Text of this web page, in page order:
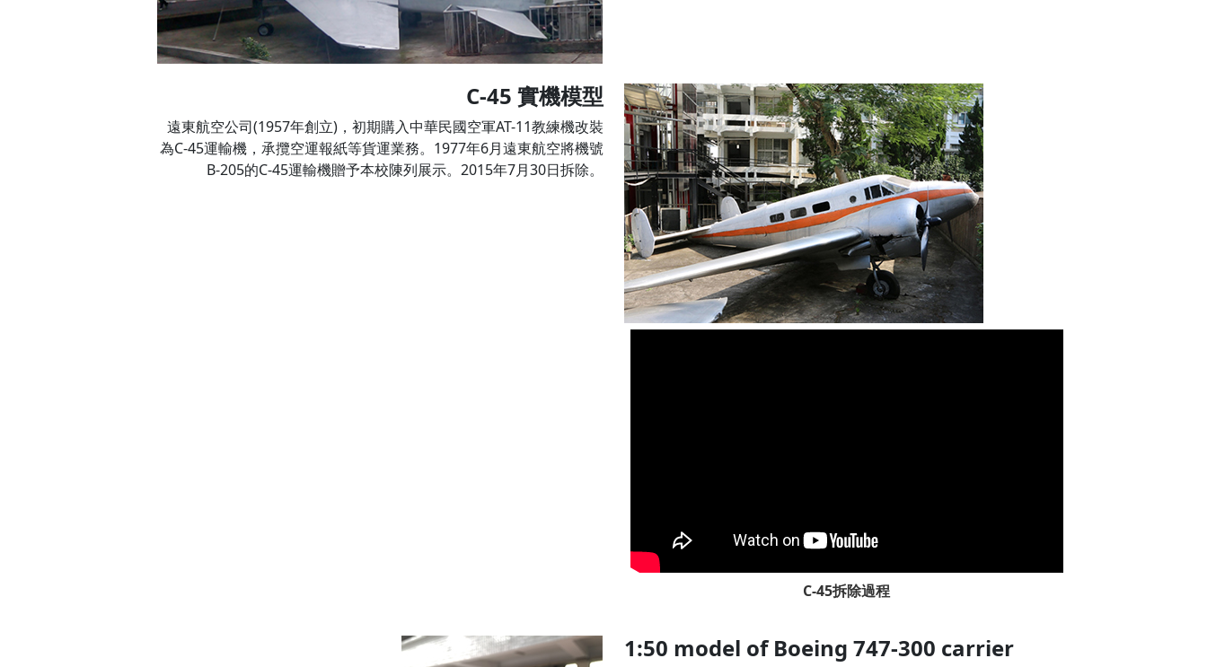
C-45 實機模型
遠東航空公司(1957年創立)，初期購入中華民國空軍AT-11教練機改裝
為C-45運輸機，承攬空運報紙等貨運業務。1977年6月遠東航空將機號
B-205的C-45運輸機贈予本校陳列展示。2015年7月30日拆除。
C-45拆除過程
1:50 model of Boeing 747-300 carrier